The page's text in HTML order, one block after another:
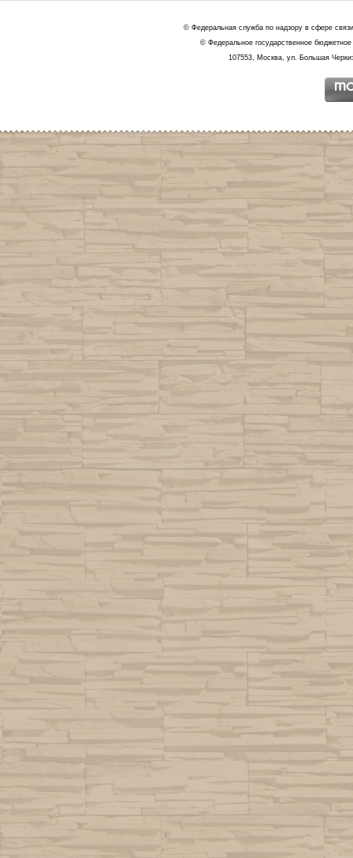
© Федеральная служба по надзору в сфере
© Федеральное государственное
107553, Москва, ул. Большая